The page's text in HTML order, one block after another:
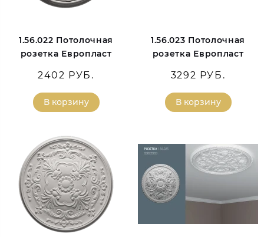
1.56.022 Потолочная
розетка Европласт
2402 РУБ.
В корзину
1.56.023 Потолочная
розетка Европласт
3292 РУБ.
В корзину